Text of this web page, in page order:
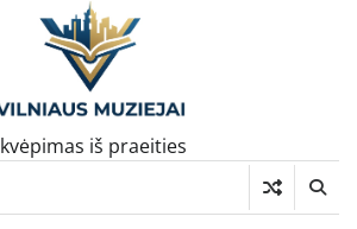
iš praeities